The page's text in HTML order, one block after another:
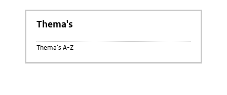
Thema's
Thema's A-Z